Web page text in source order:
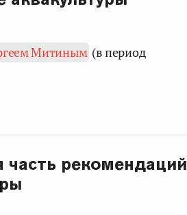
Митиным (в период
рекомендаций